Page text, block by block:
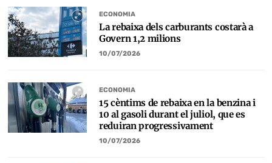
ECONOMIA
La rebaixa dels carburants costarà a
Govern 1,2 milions
10/07/2026
ECONOMIA
15 cèntims de rebaixa en la benzina i
10 al gasoli durant el juliol, que es
reduiran progressivament
10/07/2026